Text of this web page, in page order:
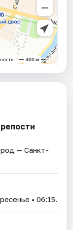
— Санкт-
• 06:15.